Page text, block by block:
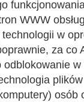
WWW
w
za co
osób